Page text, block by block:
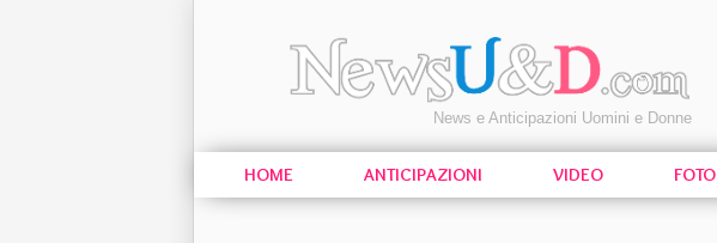
News e Anticipazioni Uomini e Donne
HOME ANTICIPAZIONI VIDEO FOTO